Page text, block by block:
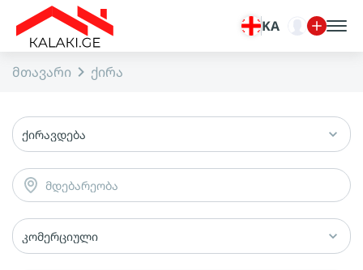
KA
მთავარი ქირა
ქირავდება
მდებარეობა
კომერციული